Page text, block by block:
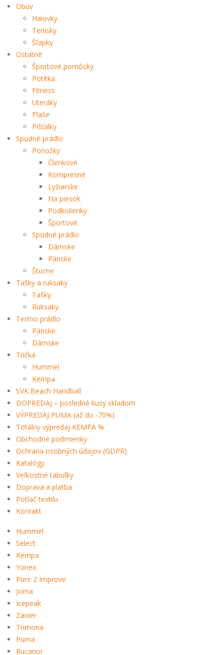
Obuv
Halovky
Tenisky
Šľapky
Ostatné
Športové pomôcky
Potítka
Fitness
Uteráky
Fľaše
Píšťalky
Spodné prádlo
Ponožky
Členkové
Kompresné
Lyžiarske
Na piesok
Podkolienky
Športové
Spodné prádlo
Dámske
Pánske
Štucne
Tašky a ruksaky
Tašky
Ruksaky
Termo prádlo
Pánske
Dámske
Tričká
Hummel
Kempa
SVK Beach Handball
DOPREDAJ – posledné kusy skladom
VÝPREDAJ PUMA (až do -70%)
Totálny výpredaj KEMPA %
Obchodné podmienky
Ochrana osobných údajov (GDPR)
Katalógy
Veľkostné tabuľky
Doprava a platba
Potlač textilu
Kontakt
Hummel
Select
Kempa
Yonex
Pure 2 Improve
Joma
Icepeak
Zanier
Trimona
Puma
Rucanor